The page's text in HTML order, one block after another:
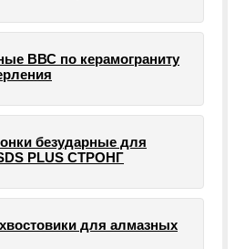
ВВС по керамограниту
безударные для
PLUS СТРОНГ
для алмазных